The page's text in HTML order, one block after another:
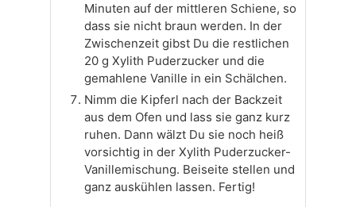
Minuten auf der mittleren Schiene, so
dass sie nicht braun werden. In der
Zwischenzeit gibst Du die restlichen
20 g Xylith Puderzucker und die
gemahlene Vanille in ein Schälchen.
Nimm die Kipferl nach der Backzeit
aus dem Ofen und lass sie ganz kurz
ruhen. Dann wälzt Du sie noch heiß
vorsichtig in der Xylith Puderzucker-
Vanillemischung. Beiseite stellen und
ganz auskühlen lassen. Fertig!